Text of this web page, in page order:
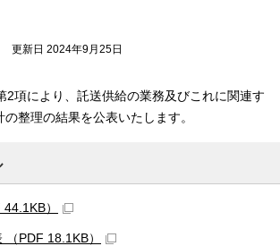
更新日 2024年9月25日
2項により、託送供給の業務及びこれに関連す
整理の結果を公表いたします。
）
PDF 18.1KB）